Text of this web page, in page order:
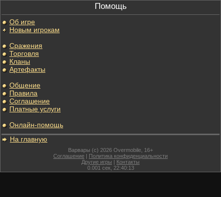
Помощь
Об игре
Новым игрокам
Сражения
Торговля
Кланы
Артефакты
Общение
Правила
Соглашение
Платные услуги
Онлайн-помощь
На главную
Варвары (c) 2026 Overmobile, 16+
Соглашение | Политика конфиденциальности
Другие игры | Контакты
0.001 сек, 22:40:13